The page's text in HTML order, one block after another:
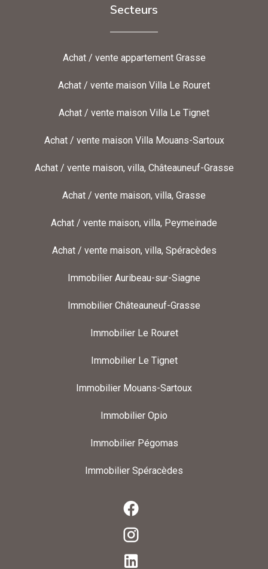
Secteurs
Achat / vente appartement Grasse
Achat / vente maison Villa Le Rouret
Achat / vente maison Villa Le Tignet
Achat / vente maison Villa Mouans-Sartoux
Achat / vente maison, villa, Châteauneuf-Grasse
Achat / vente maison, villa, Grasse
Achat / vente maison, villa, Peymeinade
Achat / vente maison, villa, Spéracèdes
Immobilier Auribeau-sur-Siagne
Immobilier Châteauneuf-Grasse
Immobilier Le Rouret
Immobilier Le Tignet
Immobilier Mouans-Sartoux
Immobilier Opio
Immobilier Pégomas
Immobilier Spéracèdes